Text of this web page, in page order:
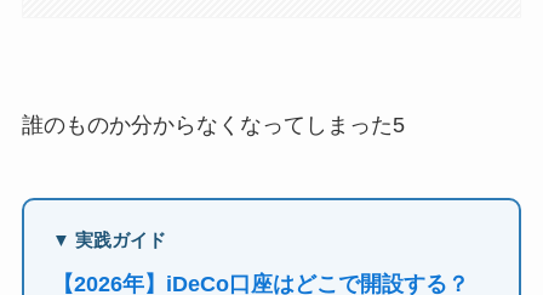
誰のものか分からなくなってしまった5
▼ 実践ガイド
【2026年】iDeCo口座はどこで開設する？